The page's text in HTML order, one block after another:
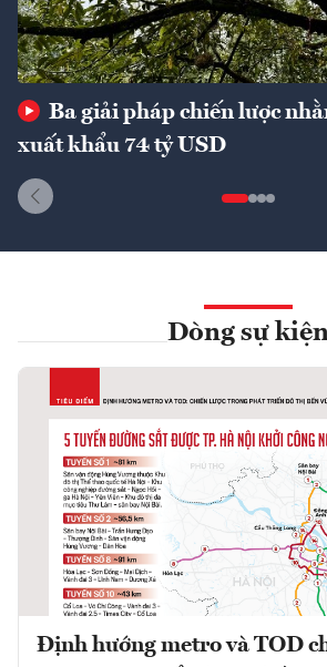
Ba giải pháp chiến lược
xuất khẩu 74 tỷ USD
Dòng sự
Định hướng metro và TOD